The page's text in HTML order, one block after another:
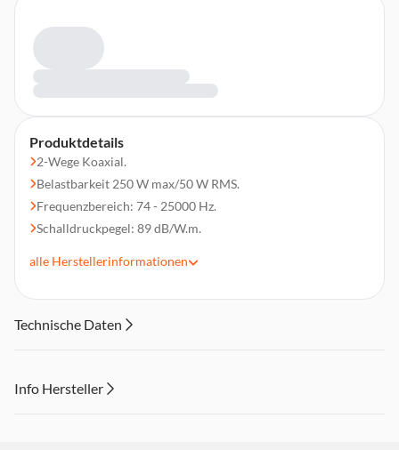
Produktdetails
2-Wege Koaxial.
Belastbarkeit 250 W max/50 W RMS.
Frequenzbereich: 74 - 25000 Hz.
Schalldruckpegel: 89 dB/W.m.
Verbundfasermaterial.
Einbautiefe: 45 mm.
alle Herstellerinformationen
Technische Daten
Info Hersteller